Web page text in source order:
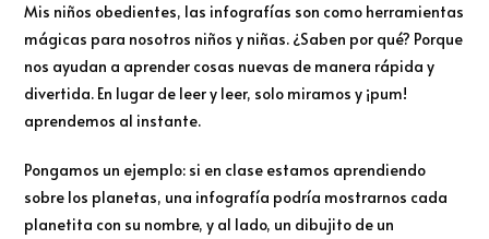
Mis niños obedientes, las infografías son como herramientas
mágicas para nosotros niños y niñas. ¿Saben por qué? Porque
nos ayudan a aprender cosas nuevas de manera rápida y
divertida. En lugar de leer y leer, solo miramos y ¡pum!
aprendemos al instante.
Pongamos un ejemplo: si en clase estamos aprendiendo
sobre los planetas, una infografía podría mostrarnos cada
planetita con su nombre, y al lado, un dibujito de un